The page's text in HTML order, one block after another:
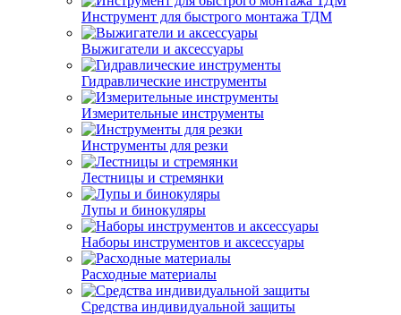
Инструмент для быстрого монтажа ТДМ
Выжигатели и аксессуары
Гидравлические инструменты
Измерительные инструменты
Инструменты для резки
Лестницы и стремянки
Лупы и бинокуляры
Наборы инструментов и аксессуары
Расходные материалы
Средства индивидуальной защиты